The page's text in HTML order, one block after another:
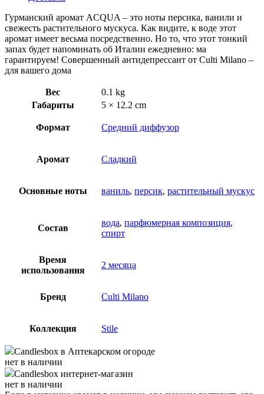
Гурманский аромат ACQUA – это ноты персика, ванили и
свежесть растительного мускуса. Как видите, к воде этот
аромат имеет весьма посредственно. Но то, что этот тонкий
запах будет напоминать об Италии ежедневно: ма
гарантируем! Совершенный антидепрессант от Culti Milano –
для вашего дома
Вес
0.1 kg
Габариты
5 × 12.2 cm
Формат Средний диффузор
Аромат Сладкий
Основные ноты ваниль, персик, растительный мускус
Состав
вода, парфюмерная композиция,
спирт
Время
использования
2 месяца
Бренд Culti Milano
Коллекция Stile
Candlesbox в Аптекарском огороде
нет в наличии
Candlesbox интернет-магазин
нет в наличии